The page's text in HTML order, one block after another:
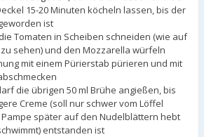
15-20 Minuten köcheln lassen, bis der
ist
Tomaten in Scheiben schneiden (wie auf
sehen) und den Mozzarella würfeln
mit einem Pürierstab pürieren und mit
die übrigen 50 ml Brühe angießen, bis
Creme (soll nur schwer vom Löffel
später auf den Nudelblättern hebt
entstanden ist